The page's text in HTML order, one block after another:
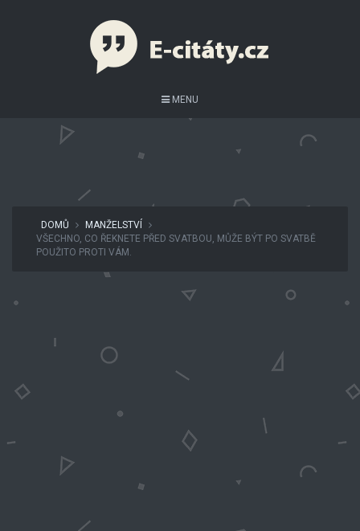
MENU
DOMŮ
MANŽELSTVÍ
VŠECHNO, CO ŘEKNETE PŘED SVATBOU, MŮŽE BÝT PO SVATBĚ
POUŽITO PROTI VÁM.